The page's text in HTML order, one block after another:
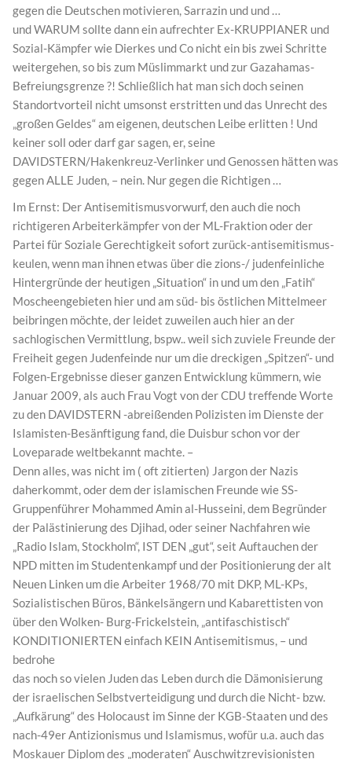
gegen die Deutschen motivieren, Sarrazin und und …
und WARUM sollte dann ein aufrechter Ex-KRUPPIANER und
Sozial-Kämpfer wie Dierkes und Co nicht ein bis zwei Schritte
weitergehen, so bis zum Müslimmarkt und zur Gazahamas-
Befreiungsgrenze ?! Schließlich hat man sich doch seinen
Standortvorteil nicht umsonst erstritten und das Unrecht des
„großen Geldes“ am eigenen, deutschen Leibe erlitten ! Und
keiner soll oder darf gar sagen, er, seine
DAVIDSTERN/Hakenkreuz-Verlinker und Genossen hätten was
gegen ALLE Juden, – nein. Nur gegen die Richtigen …
Im Ernst: Der Antisemitismusvorwurf, den auch die noch
richtigeren Arbeiterkämpfer von der ML-Fraktion oder der
Partei für Soziale Gerechtigkeit sofort zurück-antisemitismus-
keulen, wenn man ihnen etwas über die zions-/ judenfeinliche
Hintergründe der heutigen „Situation“ in und um den „Fatih“
Moscheengebieten hier und am süd- bis östlichen Mittelmeer
beibringen möchte, der leidet zuweilen auch hier an der
sachlogischen Vermittlung, bspw.. weil sich zuviele Freunde der
Freiheit gegen Judenfeinde nur um die dreckigen „Spitzen“- und
Folgen-Ergebnisse dieser ganzen Entwicklung kümmern, wie
Januar 2009, als auch Frau Vogt von der CDU treffende Worte
zu den DAVIDSTERN -abreißenden Polizisten im Dienste der
Islamisten-Besänftigung fand, die Duisbur schon vor der
Loveparade weltbekannt machte. –
Denn alles, was nicht im ( oft zitierten) Jargon der Nazis
daherkommt, oder dem der islamischen Freunde wie SS-
Gruppenführer Mohammed Amin al-Husseini, dem Begründer
der Palästinierung des Djihad, oder seiner Nachfahren wie
„Radio Islam, Stockholm“, IST DEN „gut“, seit Auftauchen der
NPD mitten im Studentenkampf und der Positionierung der alt
Neuen Linken um die Arbeiter 1968/70 mit DKP, ML-KPs,
Sozialistischen Büros, Bänkelsängern und Kabarettisten von
über den Wolken- Burg-Frickelstein, „antifaschistisch“
KONDITIONIERTEN einfach KEIN Antisemitismus, – und
bedrohe
das noch so vielen Juden das Leben durch die Dämonisierung
der israelischen Selbstverteidigung und durch die Nicht- bzw.
„Aufkärung“ des Holocaust im Sinne der KGB-Staaten und des
nach-49er Antizionismus und Islamismus, wofür u.a. auch das
Moskauer Diplom des „moderaten“ Auschwitzrevisionisten